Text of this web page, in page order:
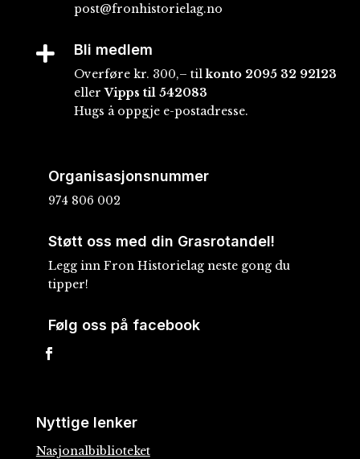
post@fronhistorielag.no
 Bli medlem
Overføre kr. 300,– tilkonto 2095 32 92123
ellerVipps til 542083
Hugs å oppgje e-postadresse.
Organisasjonsnummer
974 806 002
Støtt oss med din Grasrotandel!
Legg inn Fron Historielag neste gong du
tipper!
Følg oss på facebook
Nyttige lenker
Nasjonalbiblioteket